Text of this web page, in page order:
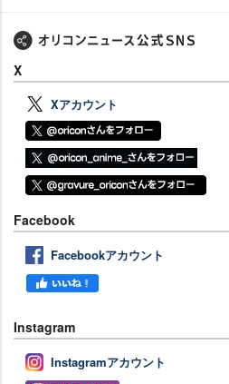
X
Xアカウント
Facebook
Facebookアカウント
Instagram
Instagramアカウント